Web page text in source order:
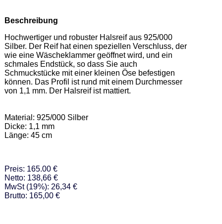
Beschreibung
Hochwertiger und robuster Halsreif aus 925/000
Silber. Der Reif hat einen speziellen Verschluss, der
wie eine Wäscheklammer geöffnet wird, und ein
schmales Endstück, so dass Sie auch
Schmuckstücke mit einer kleinen Öse befestigen
können. Das Profil ist rund mit einem Durchmesser
von 1,1 mm. Der Halsreif ist mattiert.
Material: 925/000 Silber
Dicke: 1,1 mm
Länge: 45 cm
Preis: 165.00 €
Netto: 138,66 €
MwSt (19%): 26,34 €
Brutto: 165,00 €